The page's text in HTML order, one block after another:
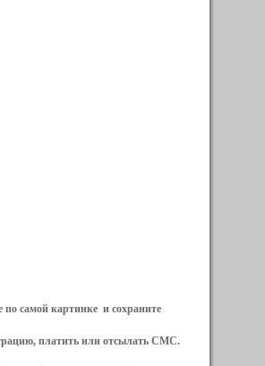
самой картинке и сохраните
платить или отсылать СМС.